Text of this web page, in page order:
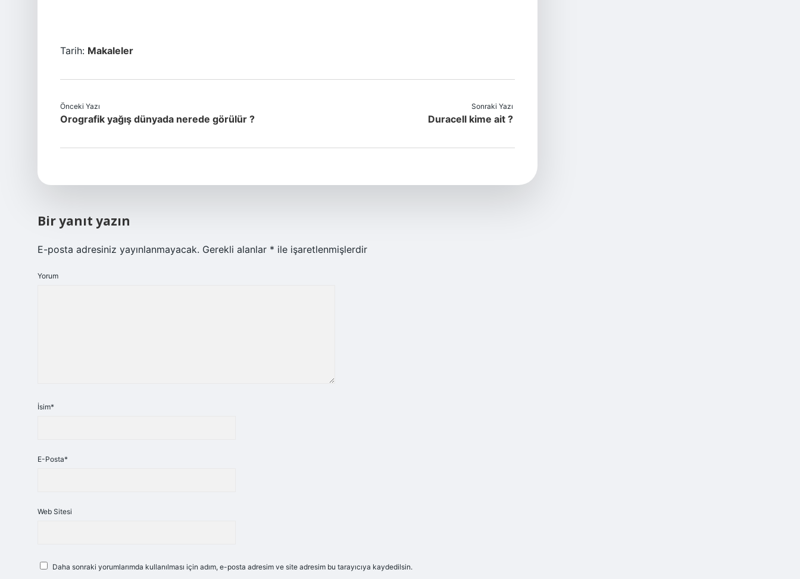
Tarih: Makaleler
Önceki Yazı
Orografik yağış dünyada nerede görülür ?
Sonraki Yazı
Duracell kime ait ?
Bir yanıt yazın
E-posta adresiniz yayınlanmayacak. Gerekli alanlar * ile işaretlenmişlerdir
Yorum
İsim*
E-Posta*
Web Sitesi
Daha sonraki yorumlarımda kullanılması için adım, e-posta adresim ve site adresim bu tarayıcıya kaydedilsin.